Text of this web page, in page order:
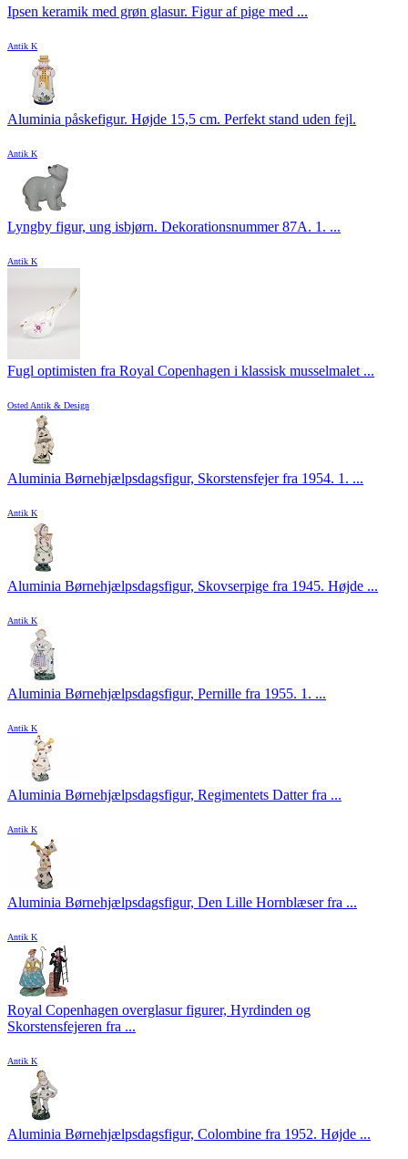
Ipsen keramik med grøn glasur. Figur af pige med ...
Antik K
Aluminia påskefigur. Højde 15,5 cm. Perfekt stand uden fejl.
Antik K
Lyngby figur, ung isbjørn. Dekorationsnummer 87A. 1. ...
Antik K
Fugl optimisten fra Royal Copenhagen i klassisk musselmalet ...
Osted Antik & Design
Aluminia Børnehjælpsdagsfigur, Skorstensfejer fra 1954. 1. ...
Antik K
Aluminia Børnehjælpsdagsfigur, Skovserpige fra 1945. Højde ...
Antik K
Aluminia Børnehjælpsdagsfigur, Pernille fra 1955. 1. ...
Antik K
Aluminia Børnehjælpsdagsfigur, Regimentets Datter fra ...
Antik K
Aluminia Børnehjælpsdagsfigur, Den Lille Hornblæser fra ...
Antik K
Royal Copenhagen overglasur figurer, Hyrdinden og
Skorstensfejeren fra ...
Antik K
Aluminia Børnehjælpsdagsfigur, Colombine fra 1952. Højde ...